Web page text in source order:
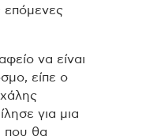
επόμενες
να είναι
είπε ο
για μια
που θα